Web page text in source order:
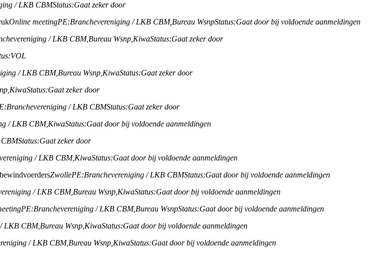
/ LKB CBMStatus:Gaat zeker door
Online meetingPE:Branchevereniging / LKB CBM, Bureau WsnpStatus:Gaat door bij voldoende aanmeldingen
/ LKB CBM, Bureau Wsnp, KiwaStatus:Gaat zeker door
VOL
/ LKB CBM, Bureau Wsnp, KiwaStatus:Gaat zeker door
KiwaStatus:Gaat zeker door
Branchevereniging / LKB CBMStatus:Gaat zeker door
/ LKB CBM, KiwaStatus:Gaat door bij voldoende aanmeldingen
CBMStatus:Gaat zeker door
/ LKB CBM, KiwaStatus:Gaat door bij voldoende aanmeldingen
ZwollePE:Branchevereniging / LKB CBMStatus:Gaat door bij voldoende aanmeldingen
/ LKB CBM, Bureau Wsnp, KiwaStatus:Gaat door bij voldoende aanmeldingen
PE:Branchevereniging / LKB CBM, Bureau WsnpStatus:Gaat door bij voldoende aanmeldingen
LKB CBM, Bureau Wsnp, KiwaStatus:Gaat door bij voldoende aanmeldingen
/ LKB CBM, Bureau Wsnp, KiwaStatus:Gaat door bij voldoende aanmeldingen